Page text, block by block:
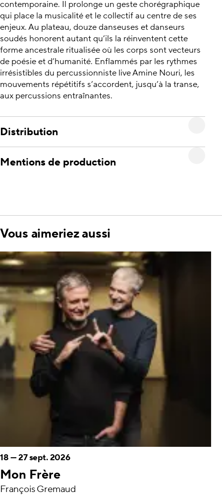
contemporaine. Il prolonge un geste chorégraphique
qui place la musicalité et le collectif au centre de ses
enjeux. Au plateau, douze danseuses et danseurs
soudés honorent autant qu’ils la réinventent cette
forme ancestrale ritualisée où les corps sont vecteurs
de poésie et d’humanité. Enflammés par les rythmes
irrésistibles du percussionniste live Amine Nouri, les
mouvements répétitifs s’accordent, jusqu’à la transe,
aux percussions entraînantes.
Distribution
Mentions de production
Vous aimeriez aussi
Mon Frère
18—27 sept. 2026
François Gremaud